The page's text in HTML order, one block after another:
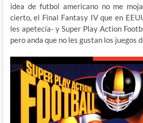
idea de futbol americano no me
cierto, el Final Fantasy IV que en
les apetecía- y Super Play Action
pero anda que no les gustan los juegos